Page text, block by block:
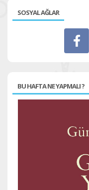
SOSYAL AĞLAR
BU HAFTA NE YAPMALI ?